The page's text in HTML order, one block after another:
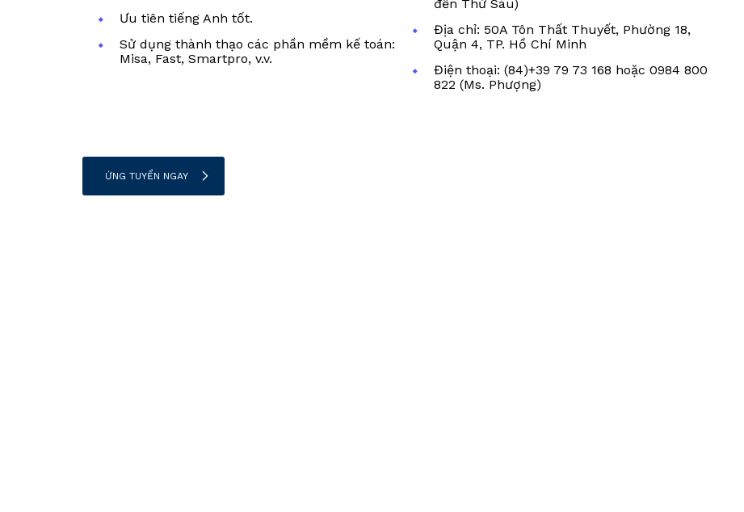
Ưu tiên tiếng Anh tốt.
Sử dụng thành thạo các phần mềm kế toán:
Misa, Fast, Smartpro, v.v.
đến Thứ Sáu)
Địa chỉ: 50A Tôn Thất Thuyết, Phường 18,
Quận 4, TP. Hồ Chí Minh
Điện thoại: (84)+39 79 73 168 hoặc 0984 800
822 (Ms. Phượng)
ỨNG TUYỂN NGAY